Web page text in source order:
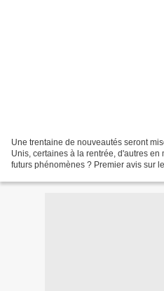
Une trentaine de nouveautés seront
Unis, certaines à la rentrée, d'autres
futurs phénomènes ? Premier avis sur